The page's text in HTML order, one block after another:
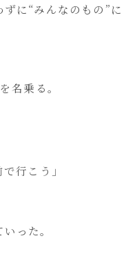
に“みんなのもの”に
名乗る。
行こう」
った。